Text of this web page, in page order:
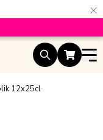
×
12x25cl